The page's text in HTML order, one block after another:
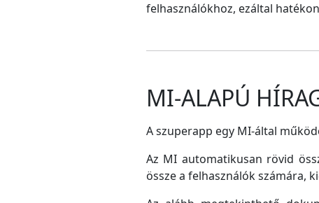
felhasználókhoz, ezáltal
MI-ALAPÚ
A szuperapp egy MI-által
Az MI automatikusan rövid
össze a felhasználók számára,